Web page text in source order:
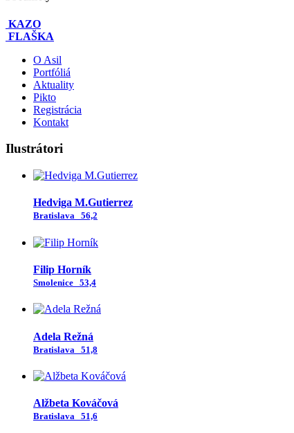
KAZO
FLAŠKA
O Asil
Portfóliá
Aktuality
Pikto
Registrácia
Kontakt
Ilustrátori
Hedviga M.Gutierrez
Bratislava 56,2
Filip Horník
Smolenice 53,4
Adela Režná
Bratislava 51,8
Alžbeta Kováčová
Bratislava 51,6